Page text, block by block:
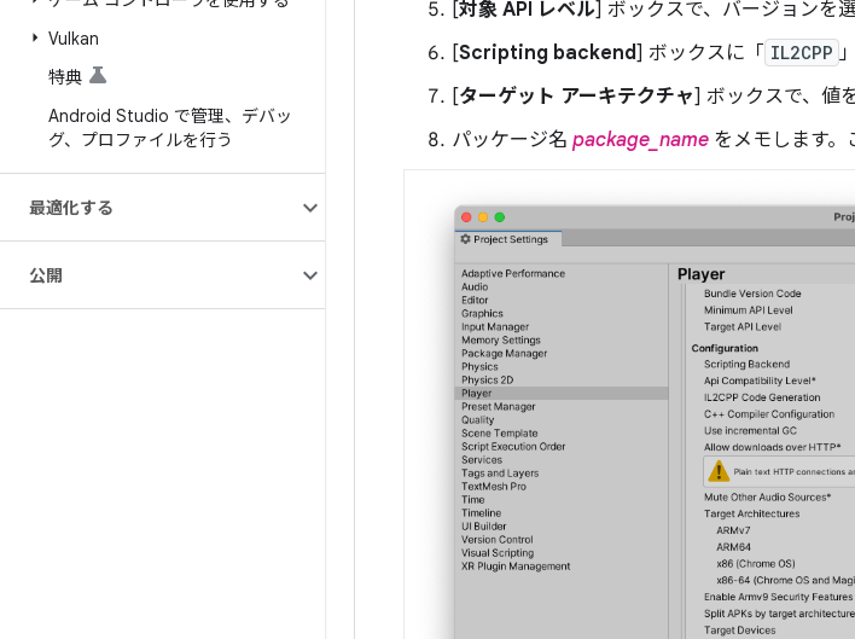
Vulkan
特典
Android Studio で管理、デバッ
グ、プロファイルを行う
最適化する
公開
[対象 API レベル] ボックスで、バージョンを選
[Scripting backend] ボックスに「 IL2CPP
[ターゲット アーキテクチャ] ボックスで、値
パッケージ名 package_name をメモします。